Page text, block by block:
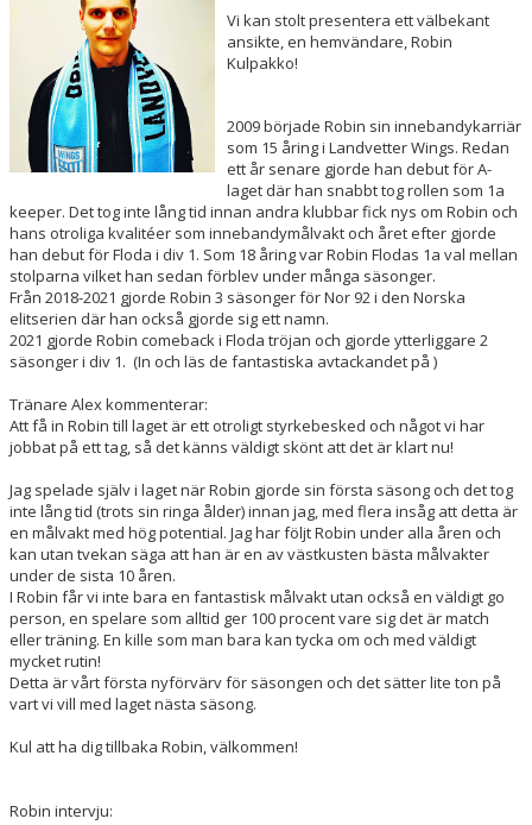
PARTNERS
LÄGER
SÄSONGSKORT & BILJETTER
KONTAKT
Vi kan stolt presentera ett välbekant
ansikte, en hemvändare, Robin
Kulpakko!
2009 började Robin sin innebandykarriär
som 15 åring i Landvetter Wings. Redan
ett år senare gjorde han debut för A-
laget där han snabbt tog rollen som 1a
keeper. Det tog inte lång tid innan andra klubbar fick nys om Robin och
hans otroliga kvalitéer som innebandymålvakt och året efter gjorde
han debut för Floda i div 1. Som 18 åring var Robin Flodas 1a val mellan
stolparna vilket han sedan förblev under många säsonger.
Från 2018-2021 gjorde Robin 3 säsonger för Nor 92 i den Norska
elitserien där han också gjorde sig ett namn.
2021 gjorde Robin comeback i Floda tröjan och gjorde ytterliggare 2
säsonger i div 1. (In och läs de fantastiska avtackandet på )
Tränare Alex kommenterar:
Att få in Robin till laget är ett otroligt styrkebesked och något vi har
jobbat på ett tag, så det känns väldigt skönt att det är klart nu!
Jag spelade själv i laget när Robin gjorde sin första säsong och det tog
inte lång tid (trots sin ringa ålder) innan jag, med flera insåg att detta är
en målvakt med hög potential. Jag har följt Robin under alla åren och
kan utan tvekan säga att han är en av västkusten bästa målvakter
under de sista 10 åren.
I Robin får vi inte bara en fantastisk målvakt utan också en väldigt go
person, en spelare som alltid ger 100 procent vare sig det är match
eller träning. En kille som man bara kan tycka om och med väldigt
mycket rutin!
Detta är vårt första nyförvärv för säsongen och det sätter lite ton på
vart vi vill med laget nästa säsong.
Kul att ha dig tillbaka Robin, välkommen!
Robin intervju: